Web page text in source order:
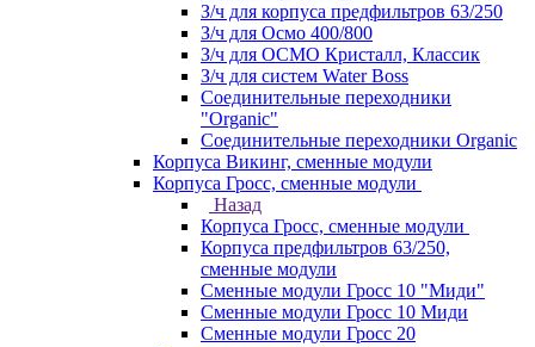
З/ч для корпуса предфильтров 63/250
З/ч для Осмо 400/800
З/ч для ОСМО Кристалл, Классик
З/ч для систем Water Boss
Соединительные переходники
"Organic"
Соединительные переходники Organic
Корпуса Викинг, сменные модули
Корпуса Гросс, сменные модули
Назад
Корпуса Гросс, сменные модули
Корпуса предфильтров 63/250,
сменные модули
Сменные модули Гросс 10 "Миди"
Сменные модули Гросс 10 Миди
Сменные модули Гросс 20